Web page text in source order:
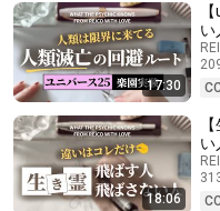
17:30
い
の
の
18:06
い
か
チ